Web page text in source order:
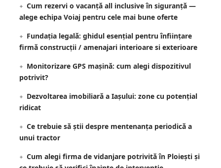
Cum rezervi o vacanță all inclusive în siguranță —
alege echipa Voiaj pentru cele mai bune oferte
Fundația legală: ghidul esențial pentru înființare
firmă construcții / amenajari interioare si exterioare
Monitorizare GPS mașină: cum alegi dispozitivul
potrivit?
Dezvoltarea imobiliară a Iașului: zone cu potențial
ridicat
Ce trebuie să știi despre mentenanța periodică a
unui tractor
Cum alegi firma de vidanjare potrivită în Ploiești și